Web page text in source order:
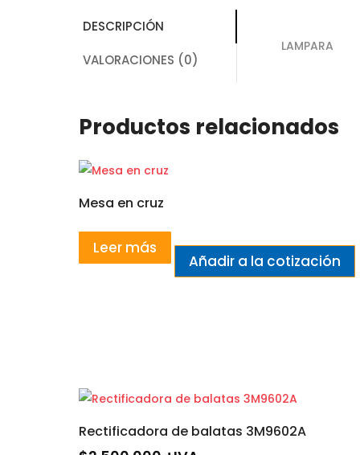
DESCRIPCIÓN
VALORACIONES (0)
LAMPARA
Productos relacionados
Mesa en cruz
Leer más
Añadir a la cotización
Rectificadora de balatas 3M9602A